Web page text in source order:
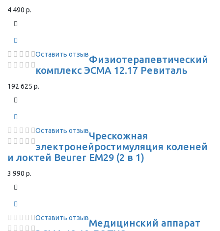
4 490 р.
Оставить отзывФизиотерапевтический
комплекс ЭСМА 12.17 Ревиталь
192 625 р.
Оставить отзывЧрескожная
электронейростимуляция коленей
и локтей Beurer EM29 (2 в 1)
3 990 р.
Оставить отзывМедицинский аппарат